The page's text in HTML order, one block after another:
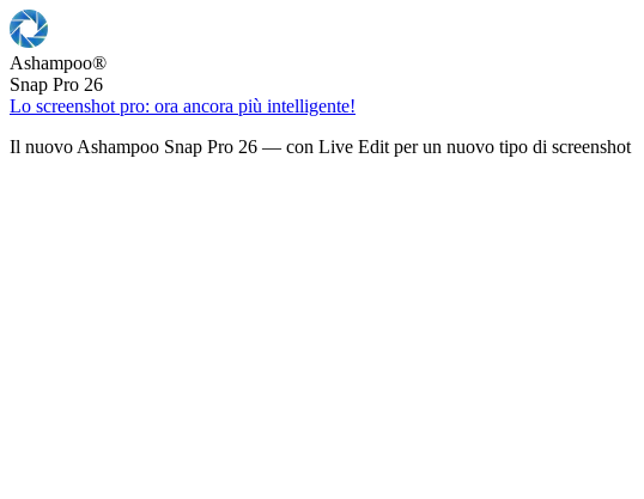
Ashampoo®
Snap Pro 26
Lo screenshot pro: ora ancora più intelligente!
Il nuovo Ashampoo Snap Pro 26 — con Live Edit per un nuovo tipo di screenshot